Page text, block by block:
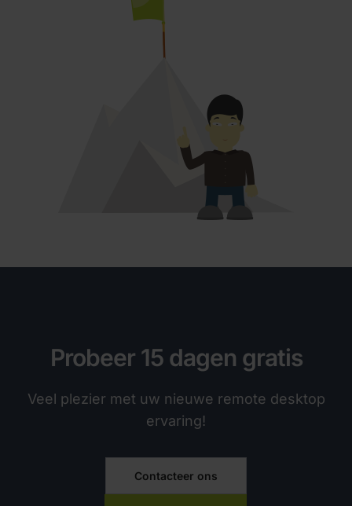
Probeer 15 dagen gratis
Veel plezier met uw nieuwe remote desktop
ervaring!
Contacteer ons